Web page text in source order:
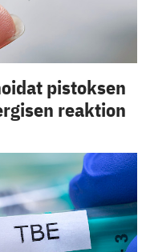
pistoksen
reaktion